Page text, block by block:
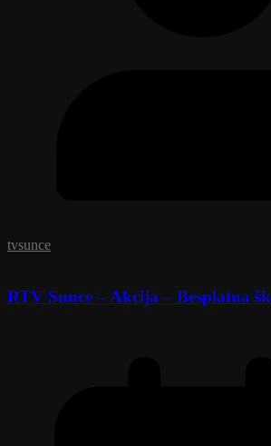
tvsunce
RTV Sunce – Akcija – Besplatna